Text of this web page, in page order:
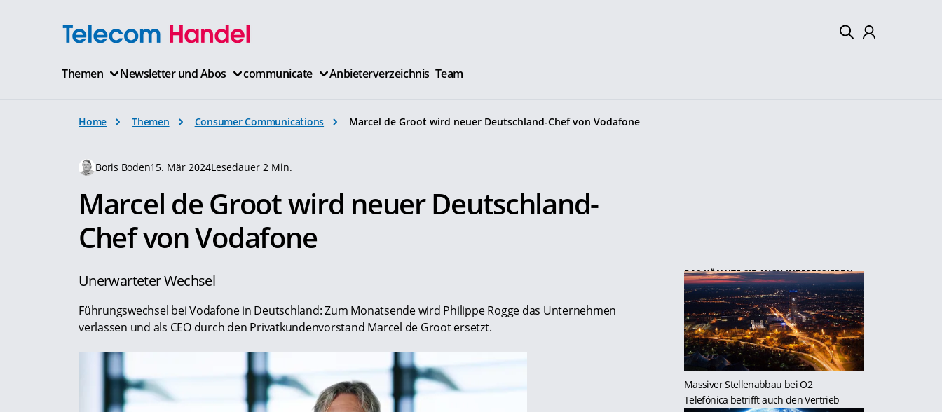
Themen Newsletter und Abos communicate Anbieterverzeichnis Team
Home Themen Consumer Communications Marcel de Groot wird neuer Deutschland-Chef von Vodafone
Boris Boden15. Mär 2024Lesedauer 2 Min.
Marcel de Groot wird neuer Deutschland-
Chef von Vodafone
Unerwarteter Wechsel
Führungswechsel bei Vodafone in Deutschland: Zum Monatsende wird Philippe Rogge das Unternehmen
verlassen und als CEO durch den Privatkundenvorstand Marcel de Groot ersetzt.
DAS KÖNNTE SIE AUCH INTERESSIEREN:
Massiver Stellenabbau bei O2
Telefónica betrifft auch den Vertrieb